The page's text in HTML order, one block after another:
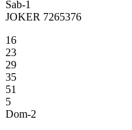
Sab-1
JOKER 7265376
16
23
29
35
51
5
Dom-2